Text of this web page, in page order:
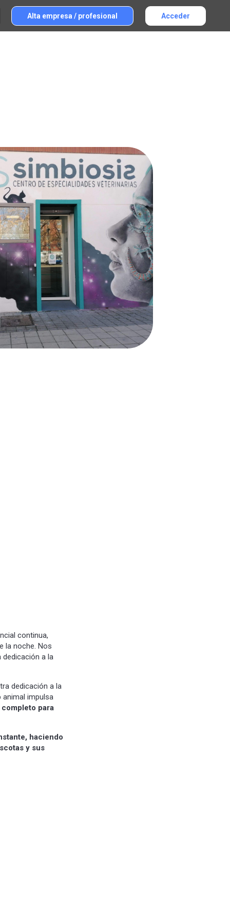
Alta empresa / profesional Acceder
continua,
la noche. Nos
a la
dedicación a la
animal impulsa
para
haciendo
y sus